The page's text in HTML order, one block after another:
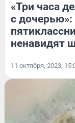
«Три часа
с
ненавидят
11 октября, 2023,